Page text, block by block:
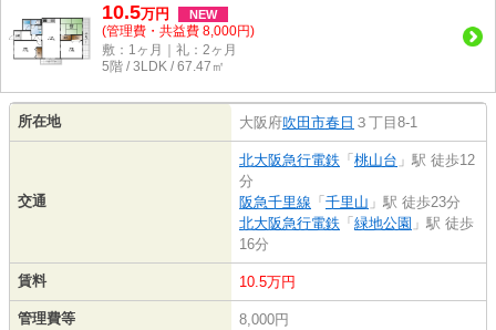
10.5万円 NEW
(管理費・共益費 8,000円)
敷：1ヶ月｜礼：2ヶ月
5階 / 3LDK / 67.47㎡
所在地 大阪府吹田市春日 ３丁目8-1
交通
北大阪急行電鉄 「 桃山台 」駅 徒歩12
分
阪急千里線 「 千里山 」駅 徒歩23分
北大阪急行電鉄 「 緑地公園 」駅 徒歩
16分
賃料 10.5万円
管理費等 8,000円